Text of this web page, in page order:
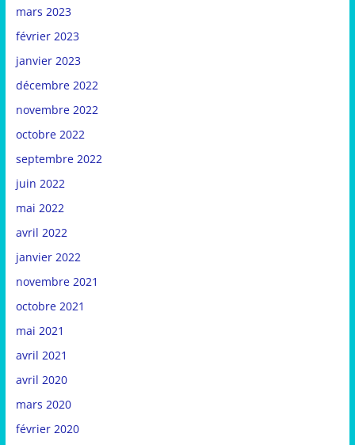
mars 2023
février 2023
janvier 2023
décembre 2022
novembre 2022
octobre 2022
septembre 2022
juin 2022
mai 2022
avril 2022
janvier 2022
novembre 2021
octobre 2021
mai 2021
avril 2021
avril 2020
mars 2020
février 2020